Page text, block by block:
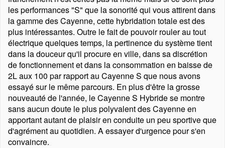
les performances S que la sonorité qui vous attirent dans
la gamme des Cayenne, cette hybridation totale est des
plus intéressantes. Outre le fait de pouvoir rouler au tout
électrique quelques temps, la pertinence du système tient
dans la douceur qu'il procure en ville, dans sa discrétion
de fonctionnement et dans la consommation en baisse de
2L aux 100 par rapport au Cayenne S que nous avons
essayé sur le même parcours. En plus d'être la grosse
nouveauté de l'année, le Cayenne S Hybride se montre
sans aucun doute le plus polyvalent des Cayenne en
apportant autant de plaisir en conduite un peu sportive que
d'agrément au quotidien. A essayer d'urgence pour s'en
convaincre.